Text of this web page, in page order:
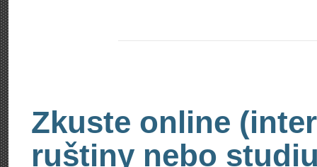
Zkuste online
ruštiny nebo